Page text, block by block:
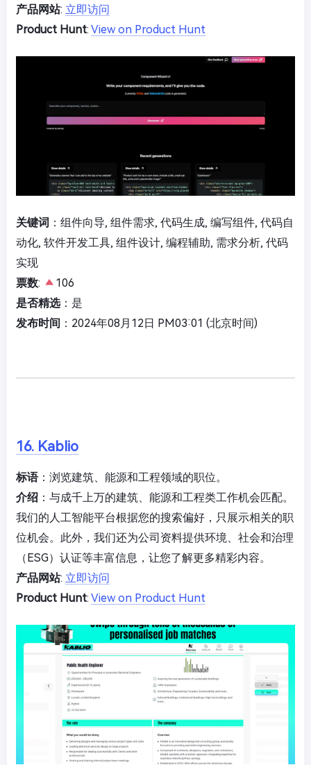
产品网站: 立即访问
Product Hunt: View on Product Hunt
关键词 ：组件向导, 组件需求, 代码生成, 编写组件, 代码自
动化, 软件开发工具, 组件设计, 编程辅助, 需求分析, 代码
实现
票数:
106
是否精选：是
发布时间 ：2024年08月12日 PM03:01 (北京时间)
16. Kablio
标语：浏览建筑、能源和工程领域的职位。
介绍 ：与成千上万的建筑、能源和工程类工作机会匹配。
我们的人工智能平台根据您的搜索偏好，只展示相关的职
位机会。此外，我们还为公司资料提供环境、社会和治理
（ESG）认证等丰富信息，让您了解更多精彩内容。
产品网站: 立即访问
Product Hunt: View on Product Hunt